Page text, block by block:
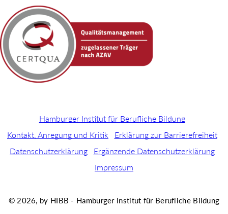
Hamburger Institut für Berufliche Bildung
Kontakt, Anregung und Kritik
Erklärung zur Barrierefreiheit
Datenschutzerklärung
Ergänzende Datenschutzerklärung
Impressum
© 2026, by HIBB - Hamburger Institut für Berufliche Bildung